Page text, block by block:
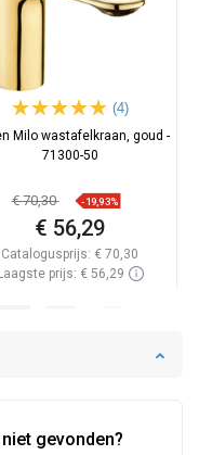
gevonden?
(4)
Milo wastafelkraan, goud -
71300-50
€ 70,30 -19,93%
€ 56,29
Catalogusprijs: € 70,30
Laagste prijs: € 56,29